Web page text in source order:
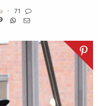
·
71